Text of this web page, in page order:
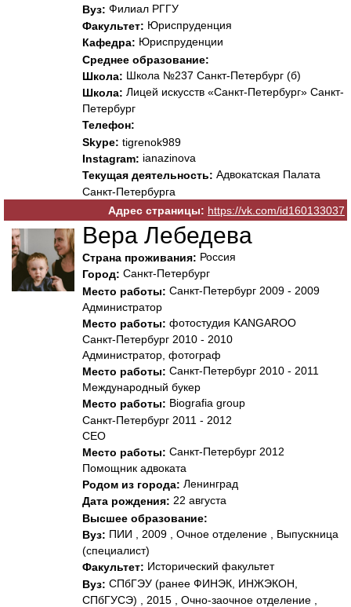
Вуз: Филиал РГГУ
Факультет: Юриспруденция
Кафедра: Юриспруденции
Среднее образование:
Школа: Школа №237 Санкт-Петербург (б)
Школа: Лицей искусств «Санкт-Петербург» Санкт-
Петербург
Телефон:
Skype: tigrenok989
Instagram: ianazinova
Текущая деятельность: Адвокатская Палата
Санкт-Петербурга
Адрес страницы: https://vk.com/id160133037
Вера Лебедева
Страна проживания: Россия
Город: Санкт-Петербург
Место работы: Санкт-Петербург 2009 - 2009
Администратор
Место работы: фотостудия KANGAROO
Санкт-Петербург 2010 - 2010
Администратор, фотограф
Место работы: Санкт-Петербург 2010 - 2011
Международный букер
Место работы: Biografia group
Санкт-Петербург 2011 - 2012
CEO
Место работы: Санкт-Петербург 2012
Помощник адвоката
Родом из города: Ленинград
Дата рождения: 22 августа
Высшее образование:
Вуз: ПИИ , 2009 , Очное отделение , Выпускница
(специалист)
Факультет: Исторический факультет
Вуз: СПбГЭУ (ранее ФИНЭК, ИНЖЭКОН,
СПбГУСЭ) , 2015 , Очно-заочное отделение ,